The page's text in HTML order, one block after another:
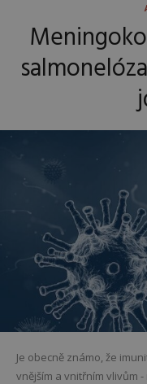
Je obecně známo, že
vnějším a vnitřním vlivům